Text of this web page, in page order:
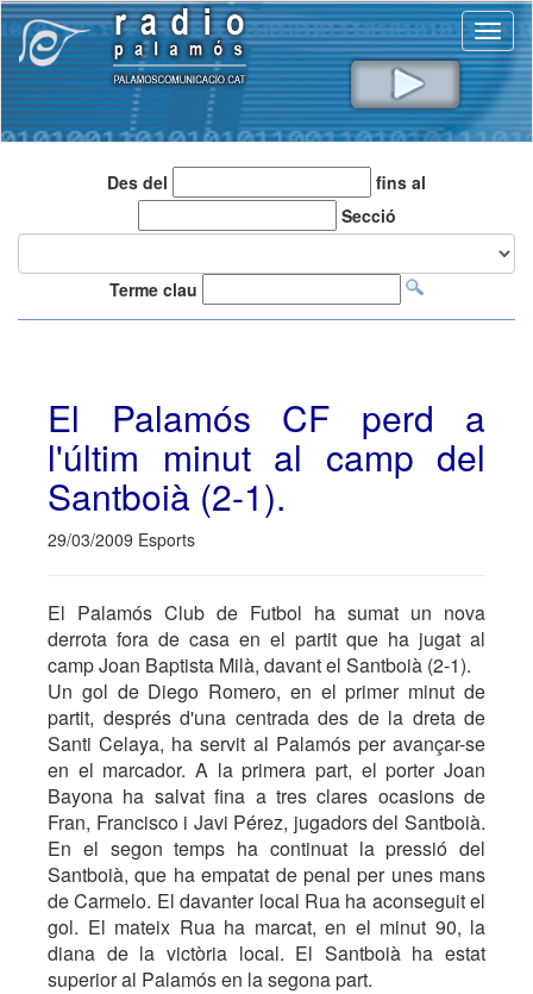
Des del
fins al
Secció
Terme clau
El Palamós CF perd a
l'últim minut al camp del
Santboià (2-1).
29/03/2009 Esports
El Palamós Club de Futbol ha sumat un nova
derrota fora de casa en el partit que ha jugat al
camp Joan Baptista Milà, davant el Santboià (2-1).
Un gol de Diego Romero, en el primer minut de
partit, després d'una centrada des de la dreta de
Santi Celaya, ha servit al Palamós per avançar-se
en el marcador. A la primera part, el porter Joan
Bayona ha salvat fina a tres clares ocasions de
Fran, Francisco i Javi Pérez, jugadors del Santboià.
En el segon temps ha continuat la pressió del
Santboià, que ha empatat de penal per unes mans
de Carmelo. El davanter local Rua ha aconseguit el
gol. El mateix Rua ha marcat, en el minut 90, la
diana de la victòria local. El Santboià ha estat
superior al Palamós en la segona part.